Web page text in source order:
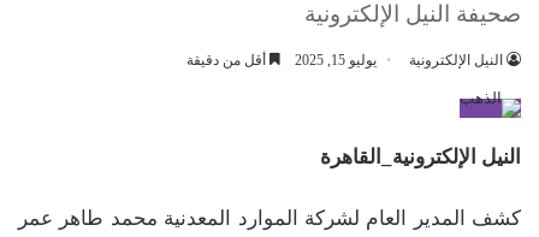
صحيفة النيل الإلكترونية
النيل الإلكترونية يوليو 15, 2025 أقل من دقيقة
النيل الإلكترونية_القاهرة
كشف المدير العام لشركة الموارد المعدنية محمد طاهر عمر